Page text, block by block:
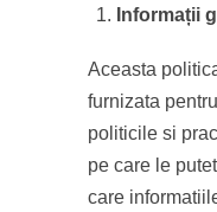
Informații
Aceasta
furnizata
politicile si
pe care le
care